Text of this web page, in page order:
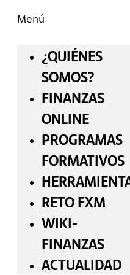
Menú
¿QUIÉNES
SOMOS?
FINANZAS
ONLINE
PROGRAMAS
FORMATIVOS
RETO FXM
WIKI-
FINANZAS
ACTUALIDAD